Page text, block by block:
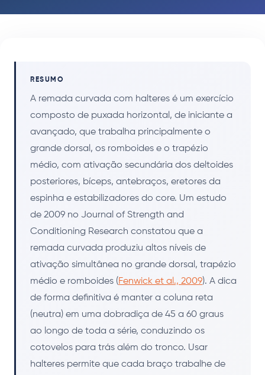
RESUMO
A remada curvada com halteres é um exercício
composto de puxada horizontal, de iniciante a
avançado, que trabalha principalmente o
grande dorsal, os romboides e o trapézio
médio, com ativação secundária dos deltoides
posteriores, bíceps, antebraços, eretores da
espinha e estabilizadores do core. Um estudo
de 2009 no Journal of Strength and
Conditioning Research constatou que a
remada curvada produziu altos níveis de
ativação simultânea no grande dorsal, trapézio
médio e romboides (Fenwick et al., 2009). A dica
de forma definitiva é manter a coluna reta
(neutra) em uma dobradiça de 45 a 60 graus
ao longo de toda a série, conduzindo os
cotovelos para trás além do tronco. Usar
halteres permite que cada braço trabalhe de